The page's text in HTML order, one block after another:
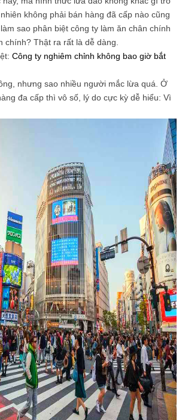
không phải bán hàng đã cấp nào cũng
sao phân biệt công ty làm ăn chân chính
chính? Thật ra rất là dễ dàng.
Công ty nghiêm chỉnh không bao giờ bắt
nhưng sao nhiều người mắc lừa quá. Ở
đa cấp thì vô số, lý do cực kỳ dễ hiểu: Vì